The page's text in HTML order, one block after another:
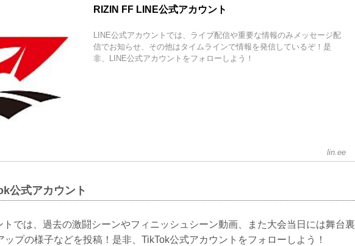
RIZIN FF LINE公式アカウント
LINE公式アカウントでは、ライブ配信や重要な情報のみメッセージ配
信でお知らせ、その他はタイムラインで情報を発信しているぞ！是
非、LINE公式アカウントをフォローしよう！
lin.ee
公式アカウント
トでは、過去の激闘シーンやフィニッシュシーン動画、また大会当日には舞台裏
ップの様子などを投稿！是非、TikTok公式アカウントをフォローしよう！